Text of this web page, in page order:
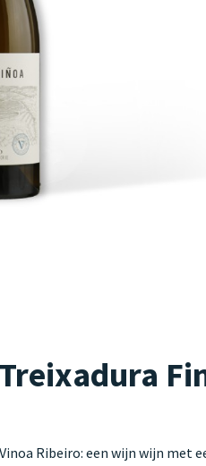
Treixadura
Vinoa Ribeiro: een wijn wijn